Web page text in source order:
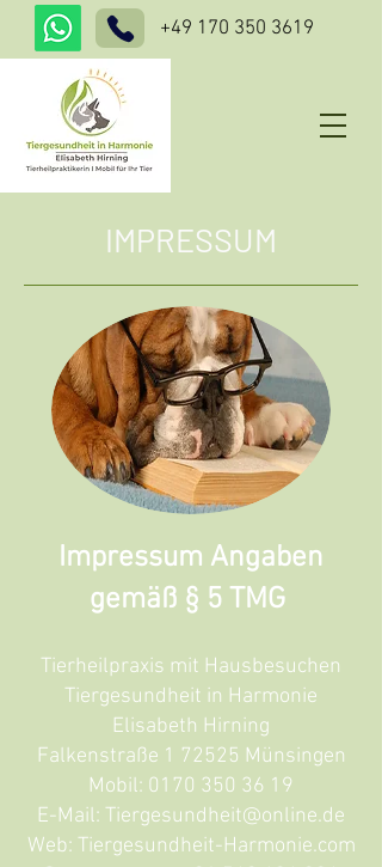
+49 170 350 3619
IMPRESSUM
Impressum Angaben
gemäß § 5 TMG
Tierheilpraxis mit Hausbesuchen
Tiergesundheit in Harmonie
Elisabeth Hirning
Falkenstraße 1 72525 Münsingen
Mobil: 0170 350 36 19
E-Mail: Tiergesundheit@online.de
Web: Tiergesundheit-Harmonie.com